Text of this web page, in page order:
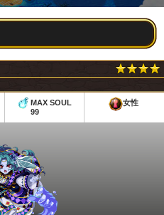
MAX SOUL
99
女性